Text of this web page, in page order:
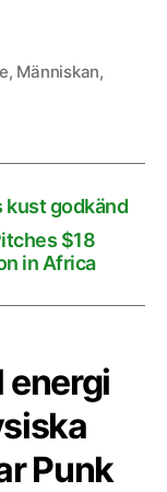
, Människan,
kust godkänd
$18
in Africa
energi
Punk